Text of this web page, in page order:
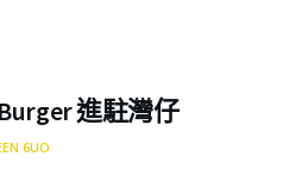
進駐灣仔
6UO